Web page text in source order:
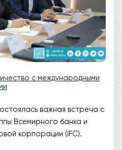
с международными
важная встреча с
Всемирного банка и
корпорации (IFC).